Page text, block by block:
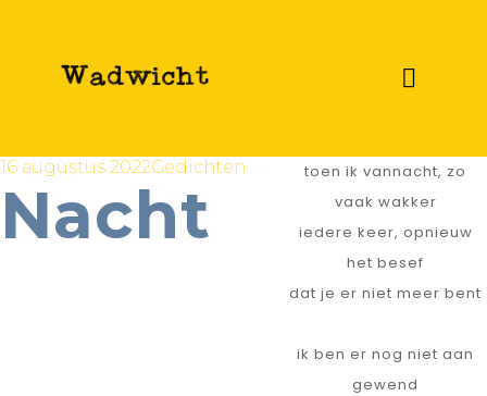
16 augustus 2022Gedichten
Nacht
toen ik vannacht, zo
vaak wakker
iedere keer, opnieuw
het besef
dat je er niet meer bent
ik ben er nog niet aan
gewend